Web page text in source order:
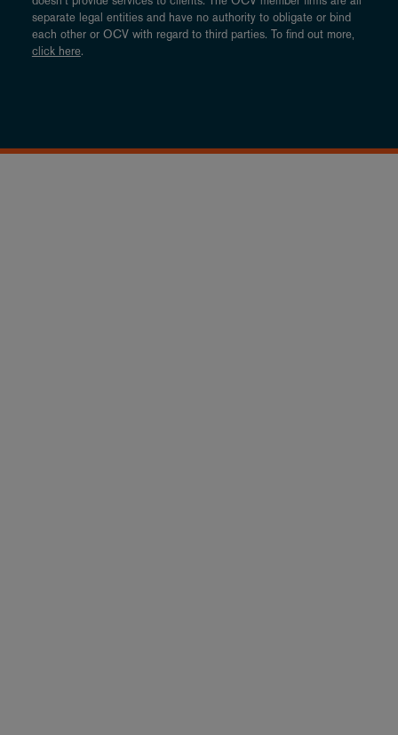
separate legal entities and have no authority to obligate or bind
each other or OCV with regard to third parties. To find out more,
click here.